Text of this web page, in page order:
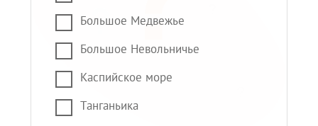
Большое Медвежье
Большое Невольничье
Каспийское море
Танганьика